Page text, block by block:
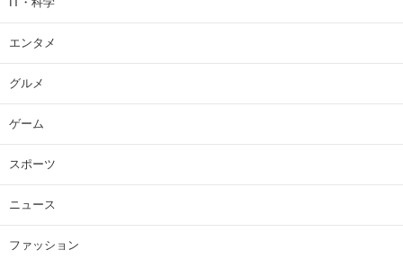
エンタメ
グルメ
ゲーム
スポーツ
ニュース
ファッション